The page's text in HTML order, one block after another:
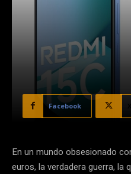
Facebook
En un mundo obsesionado
euros, la verdadera guerra, la